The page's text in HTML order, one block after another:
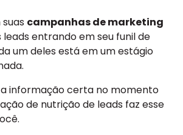
campanhas de marketing
entrando em seu funil de
um deles está em um estágio
informação certa no momento
de nutrição de leads faz esse